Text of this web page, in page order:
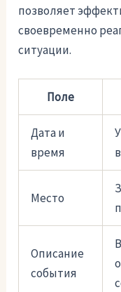
позволяет
своевременно
ситуации.
Поле
Дата и
время
Место
Описание
события